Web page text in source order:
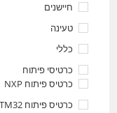
חיישנים
טעינה
כללי
כרטיסי פיתוח
כרטיס פיתוח NXP
כרטיס פיתוח STM32